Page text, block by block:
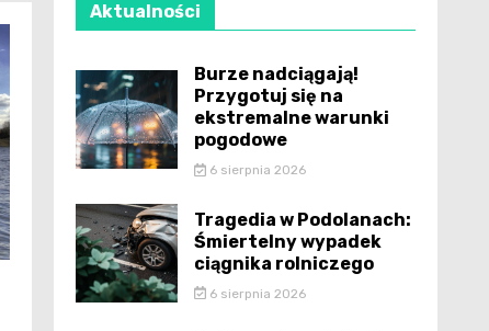
Aktualności
Burze nadciągają!
Przygotuj się na
ekstremalne warunki
pogodowe
6 sierpnia 2026
Tragedia w Podolanach:
Śmiertelny wypadek
ciągnika rolniczego
6 sierpnia 2026